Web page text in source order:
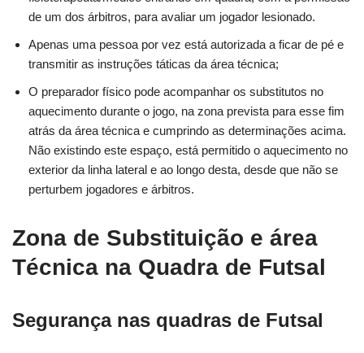
de um dos árbitros, para avaliar um jogador lesionado.
Apenas uma pessoa por vez está autorizada a ficar de pé e
transmitir as instruções táticas da área técnica;
O preparador físico pode acompanhar os substitutos no
aquecimento durante o jogo, na zona prevista para esse fim
atrás da área técnica e cumprindo as determinações acima.
Não existindo este espaço, está permitido o aquecimento no
exterior da linha lateral e ao longo desta, desde que não se
perturbem jogadores e árbitros.
Zona de Substituição e área
Técnica na Quadra de Futsal
Segurança nas quadras de Futsal